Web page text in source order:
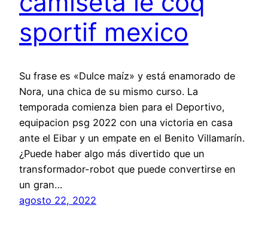
sportif mexico
Su frase es «Dulce maíz» y está enamorado de
Nora, una chica de su mismo curso. La
temporada comienza bien para el Deportivo,
equipacion psg 2022 con una victoria en casa
ante el Eibar y un empate en el Benito Villamarín.
¿Puede haber algo más divertido que un
transformador-robot que puede convertirse en
un gran…
agosto 22, 2022